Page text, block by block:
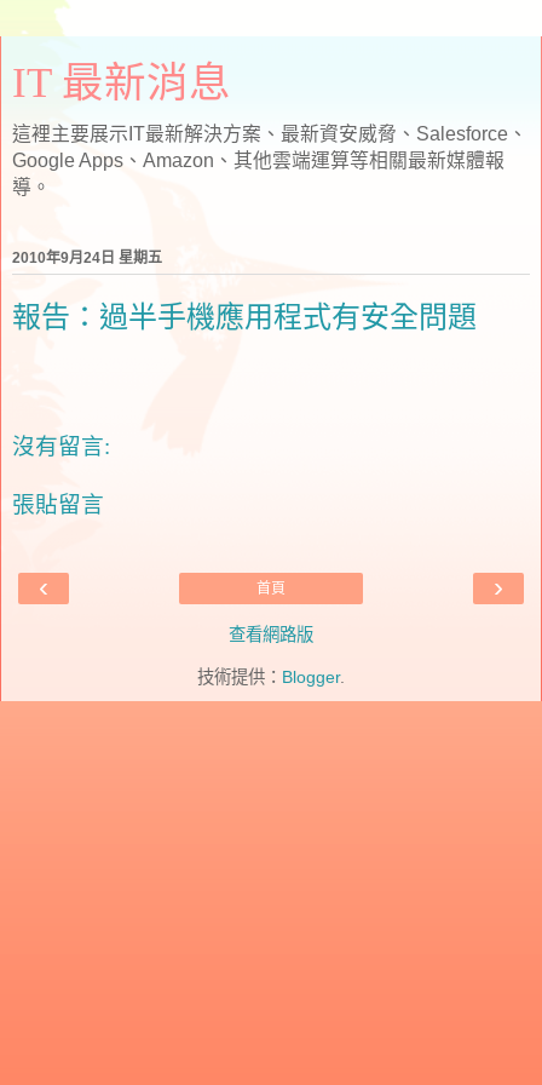
IT 最新消息
這裡主要展示IT最新解決方案、最新資安威脅、Salesforce、
Google Apps、Amazon、其他雲端運算等相關最新媒體報
導。
2010年9月24日 星期五
報告：過半手機應用程式有安全問題
沒有留言:
張貼留言
‹ ›
首頁
查看網路版
技術提供： Blogger.